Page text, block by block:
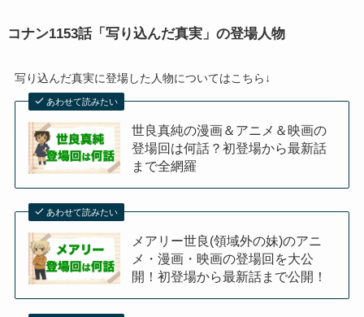
コナン1153話「写り込んだ真実」の登場人物
写り込んだ真実に登場した人物についてはこちら↓
あわせて読みたい
世良真純の漫画＆アニメ＆映画の
登場回は何話？初登場から最新話
まで全網羅
あわせて読みたい
メアリー世良(領域外の妹)のアニ
メ・漫画・映画の登場回を大公
開！初登場から最新話まで公開！